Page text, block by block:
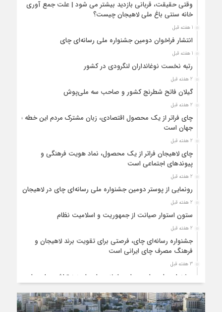
وقتی حقیقت، قربانی بازدید بیشتر می شود | علت جمع آوری
خانه سنتی باغ ملی لاهیجان چیست؟
1 هفته قبل
انتشار فراخوان دومین جشنواره ملی رسانه‌ای چای
1 هفته قبل
رتبه نخست نوغانداران لنگرودی در کشور
2 هفته قبل
گیلان فاتح شطرنج کشور و صاحب سه ملی‌پوش
2 هفته قبل
چای فراتر از یک محصول اقتصادی، زبان مشترک مردم این خطه با
جهان است
2 هفته قبل
چای لاهیجان فراتر از یک محصول، نماد هویت فرهنگی و
پیوندهای اجتماعی است
2 هفته قبل
رونمایی از پوستر دومین جشنواره ملی رسانه‌ای چای در لاهیجان
2 هفته قبل
ستون استوار صیانت از جمهوریت و اسلامیت نظام
2 هفته قبل
جشنواره رسانه‌ای چای، فرصتی برای تقویت برند لاهیجان و
فرهنگ مصرف چای ایرانی است
3 هفته قبل
جشنواره ملی چای، حمایت از لاهیجان یا هزینه‌تراشی برای چای
3 هفته قبل